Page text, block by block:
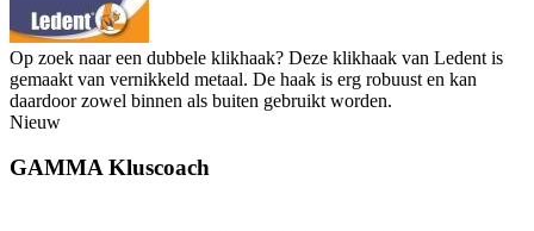
Op zoek naar een dubbele klikhaak? Deze klikhaak van Ledent is
gemaakt van vernikkeld metaal. De haak is erg robuust en kan
daardoor zowel binnen als buiten gebruikt worden.
Nieuw
GAMMA Kluscoach